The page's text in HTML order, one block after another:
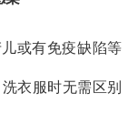
或有免疫缺陷等
衣服时无需区别